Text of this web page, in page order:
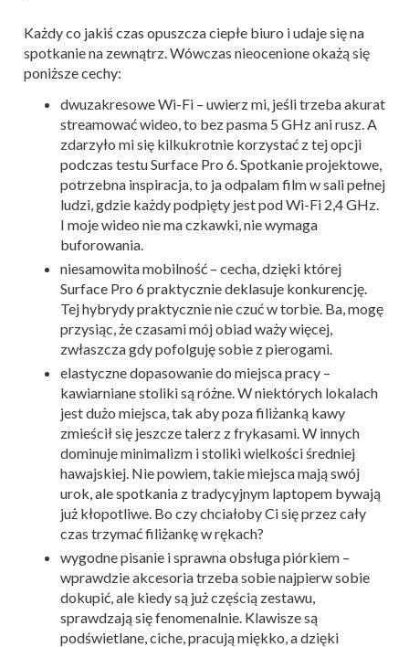
Każdy co jakiś czas opuszcza ciepłe biuro i udaje się na
spotkanie na zewnątrz. Wówczas nieocenione okażą się
poniższe cechy:
dwuzakresowe Wi-Fi – uwierz mi, jeśli trzeba akurat
streamować wideo, to bez pasma 5 GHz ani rusz. A
zdarzyło mi się kilkukrotnie korzystać z tej opcji
podczas testu Surface Pro 6. Spotkanie projektowe,
potrzebna inspiracja, to ja odpalam film w sali pełnej
ludzi, gdzie każdy podpięty jest pod Wi-Fi 2,4 GHz.
I moje wideo nie ma czkawki, nie wymaga
buforowania.
niesamowita mobilność – cecha, dzięki której
Surface Pro 6 praktycznie deklasuje konkurencję.
Tej hybrydy praktycznie nie czuć w torbie. Ba, mogę
przysiąc, że czasami mój obiad waży więcej,
zwłaszcza gdy pofolguję sobie z pierogami.
elastyczne dopasowanie do miejsca pracy –
kawiarniane stoliki są różne. W niektórych lokalach
jest dużo miejsca, tak aby poza filiżanką kawy
zmieścił się jeszcze talerz z frykasami. W innych
dominuje minimalizm i stoliki wielkości średniej
hawajskiej. Nie powiem, takie miejsca mają swój
urok, ale spotkania z tradycyjnym laptopem bywają
już kłopotliwe. Bo czy chciałoby Ci się przez cały
czas trzymać filiżankę w rękach?
wygodne pisanie i sprawna obsługa piórkiem –
wprawdzie akcesoria trzeba sobie najpierw sobie
dokupić, ale kiedy są już częścią zestawu,
sprawdzają się fenomenalnie. Klawisze są
podświetlane, ciche, pracują miękko, a dzięki